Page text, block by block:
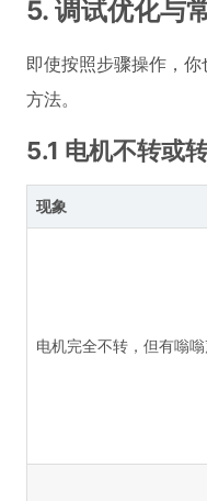
5. 调试优化与
即使按照步骤操作，
方法。
5.1 电机不转或
现象
电机完全不转，但有嗡